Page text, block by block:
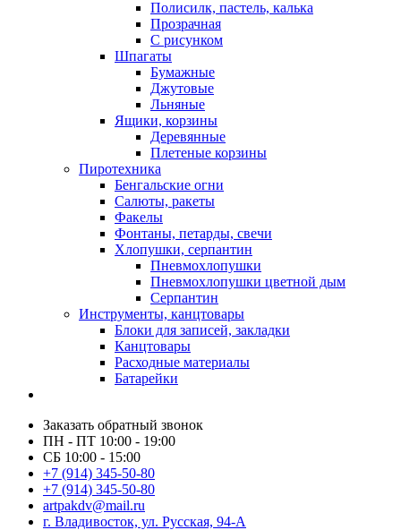
Полисилк, пастель, калька
Прозрачная
С рисунком
Шпагаты
Бумажные
Джутовые
Льняные
Ящики, корзины
Деревянные
Плетеные корзины
Пиротехника
Бенгальские огни
Салюты, ракеты
Факелы
Фонтаны, петарды, свечи
Хлопушки, серпантин
Пневмохлопушки
Пневмохлопушки цветной дым
Серпантин
Инструменты, канцтовары
Блоки для записей, закладки
Канцтовары
Расходные материалы
Батарейки
Заказать обратный звонок
ПН - ПТ 10:00 - 19:00
СБ 10:00 - 15:00
+7 (914) 345-50-80
+7 (914) 345-50-80
artpakdv@mail.ru
г. Владивосток, ул. Русская, 94-А